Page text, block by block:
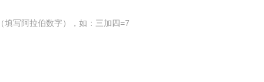
填写阿拉伯数字），如：三加四=7